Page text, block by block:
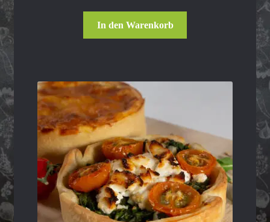
In den Warenkorb